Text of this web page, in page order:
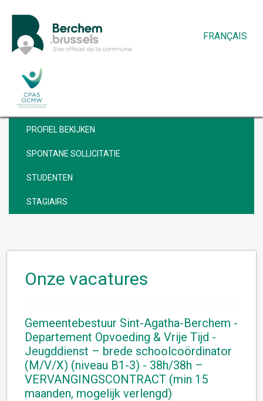
FRANÇAIS
VACATURES
PROFIEL BEKIJKEN
SPONTANE SOLLICITATIE
STUDENTEN
STAGIAIRS
Onze vacatures
Gemeentebestuur Sint-Agatha-Berchem -
Departement Opvoeding & Vrije Tijd -
Jeugddienst – brede schoolcoördinator
(M/V/X) (niveau B1-3) - 38h/38h –
VERVANGINGSCONTRACT (min 15
maanden, mogelijk verlengd)